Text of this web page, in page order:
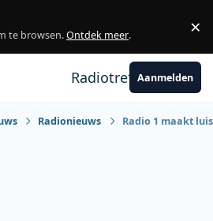
te browsen.Ontdek meer. ×
RadiotrefpuntAanmelden
Radionieuws Radio 1 maakt